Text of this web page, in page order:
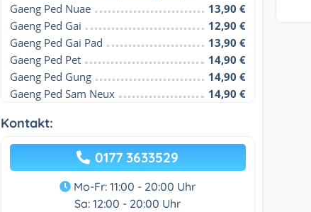
Gaeng Ped Nuae
13,90 €
Gaeng Ped Gai
12,90 €
Gaeng Ped Gai Pad
13,90 €
Gaeng Ped Pet
14,90 €
Gaeng Ped Gung
14,90 €
Gaeng Ped Sam Neux
14,90 €
Kontakt:
0177 3633529
Mo-Fr: 11:00 - 20:00 Uhr
Sa: 12:00 - 20:00 Uhr